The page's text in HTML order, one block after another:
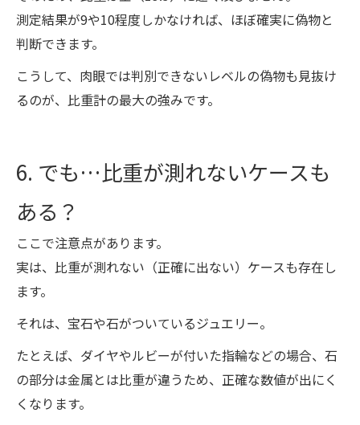
測定結果が9や10程度しかなければ、ほぼ確実に偽物と
判断できます。
こうして、肉眼では判別できないレベルの偽物も見抜け
るのが、比重計の最大の強みです。
6. でも…比重が測れないケースも
ある？
ここで注意点があります。
実は、比重が測れない（正確に出ない）ケースも存在し
ます。
それは、宝石や石がついているジュエリー。
たとえば、ダイヤやルビーが付いた指輪などの場合、石
の部分は金属とは比重が違うため、正確な数値が出にく
くなります。